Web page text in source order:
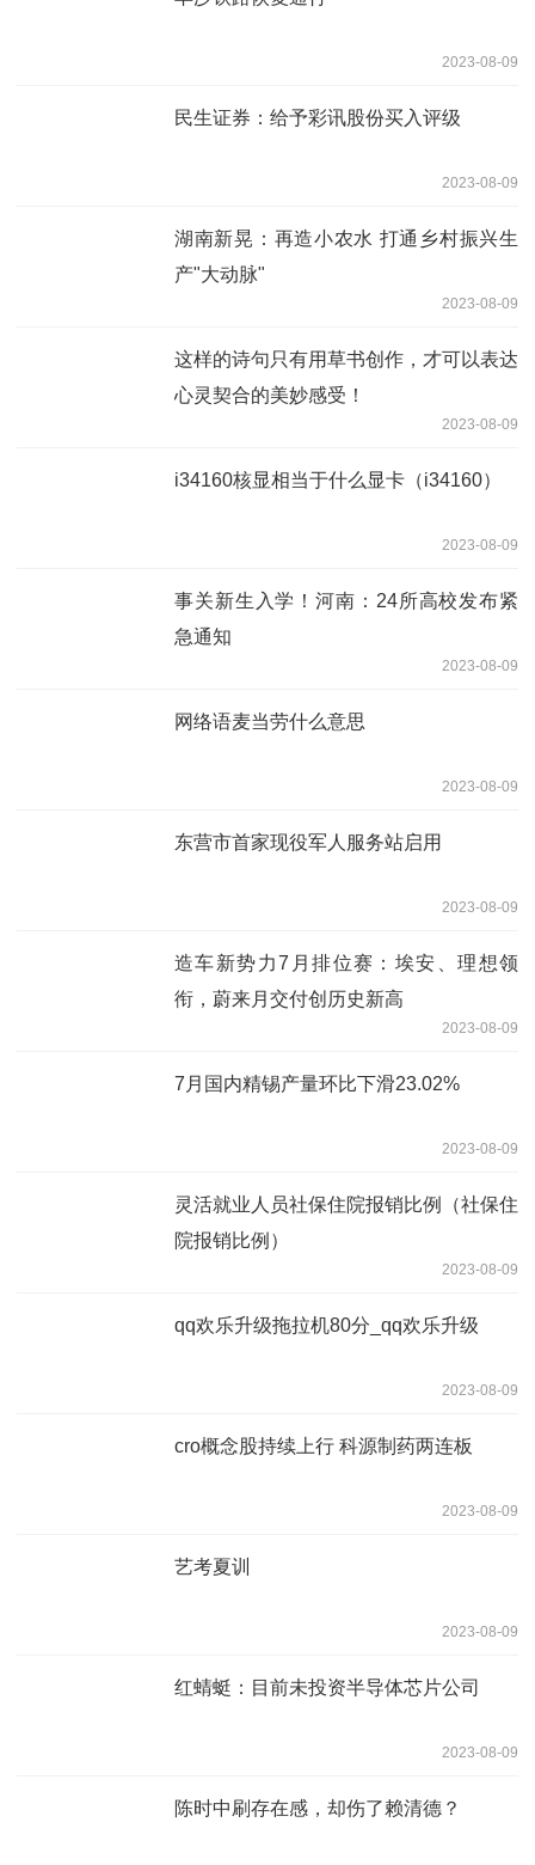
2023-08-09
民生证券：给予彩讯股份买入评级
2023-08-09
湖南新晃：再造小农水 打通乡村振兴生
产"大动脉"
2023-08-09
这样的诗句只有用草书创作，才可以表达
心灵契合的美妙感受！
2023-08-09
i34160核显相当于什么显卡（i34160）
2023-08-09
事关新生入学！河南：24所高校发布紧
急通知
2023-08-09
网络语麦当劳什么意思
2023-08-09
东营市首家现役军人服务站启用
2023-08-09
造车新势力7月排位赛：埃安、理想领
衔，蔚来月交付创历史新高
2023-08-09
7月国内精锡产量环比下滑23.02%
2023-08-09
灵活就业人员社保住院报销比例（社保住
院报销比例）
2023-08-09
qq欢乐升级拖拉机80分_qq欢乐升级
2023-08-09
cro概念股持续上行 科源制药两连板
2023-08-09
艺考夏训
2023-08-09
红蜻蜓：目前未投资半导体芯片公司
2023-08-09
陈时中刷存在感，却伤了赖清德？